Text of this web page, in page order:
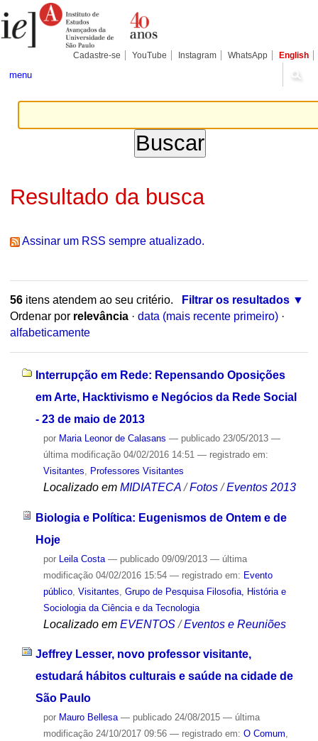
para
conteúdo.
Pessoais
Cadastre-se YouTube Instagram WhatsApp English
menu
Resultado da busca
Assinar um RSS sempre atualizado.
56itens atendem ao seu critério.
Filtrar os resultados
Ordenar por relevância · data (mais recente primeiro) ·
alfabeticamente
Interrupção em Rede: Repensando Oposições
em Arte, Hacktivismo e Negócios da Rede Social
- 23 de maio de 2013
por Maria Leonor de Calasans — publicado23/05/2013 —
última modificação04/02/2016 14:51 — registrado em:
Visitantes
Professores Visitantes
Localizado em MIDIATECA /Fotos /Eventos 2013
Biologia e Política: Eugenismos de Ontem e de
Hoje
por Leila Costa — publicado09/09/2013 — última
modificação04/02/2016 15:54 — registrado em: Evento
público, Visitantes Grupo de Pesquisa Filosofia, História e
Sociologia da Ciência e da Tecnologia
Localizado em EVENTOS /Eventos e Reuniões
Jeffrey Lesser, novo professor visitante,
estudará hábitos culturais e saúde na cidade de
São Paulo
por Mauro Bellesa — publicado24/08/2015 — última
modificação24/10/2017 09:56 — registrado em: O Comum,